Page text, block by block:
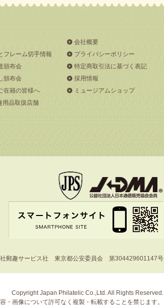
フレーム切手情報
頒布会
頒布会
在籍の皆様へ
用品取扱店舗
会社概要
プライバシーポリシー
特定商取引法に基づく表記
採用情報
ミュージアムショップ
郵趣サービス社 東京都公安委員会 第304429601147号
Copyright Japan Philatelic Co.,Ltd. All Rights Reserved.
・画像について許可なく複製・転載することを禁じます。